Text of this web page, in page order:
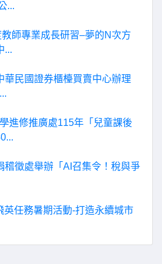
...
師專業成長研習–夢的N次方
...
華民國證券櫃檯買賣中心辦理
進修推廣處115年「兒童課後
稽徵處舉辦「AI召集令！稅與爭
英任務暑期活動-打造永續城市